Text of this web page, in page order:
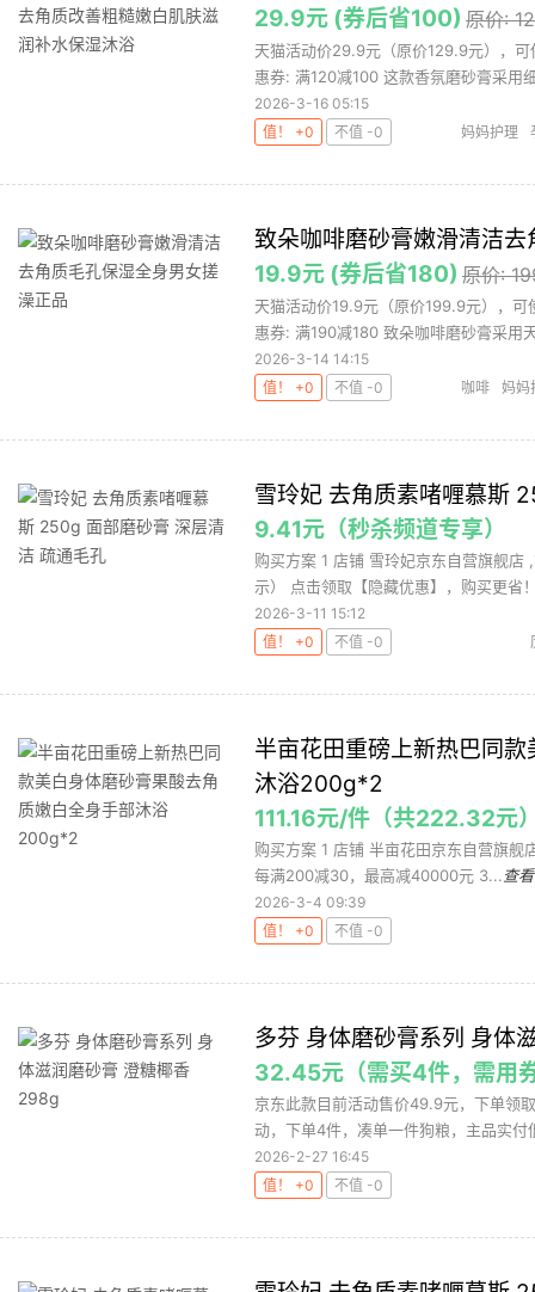
29.9元 (券后省100) 原价:
天猫活动价29.9元（原价129.9元），
惠券: 满120减100 这款香氛磨砂膏采用
2026-3-16 05:15
值！ +0
不值 -0 妈妈护理
致朵咖啡磨砂膏嫩滑清洁
19.9元 (券后省180) 原价:
天猫活动价19.9元（原价199.9元），
惠券: 满190减180 致朵咖啡磨砂膏采用
2026-3-14 14:15
值！ +0
不值 -0 咖啡 妈妈
雪玲妃 去角质素啫喱慕斯
9.41元（秒杀频道专享）
购买方案 1 店铺 雪玲妃京东自营旗舰
示） 点击领取【隐藏优惠】，购买更省
2026-3-11 15:12
值！ +0
不值 -0
半亩花田重磅上新热巴同
沐浴200g*2
111.16元/件（共222.32元
购买方案 1 店铺 半亩花田京东自营旗
每满200减30，最高减40000元 3... 查
2026-3-4 09:39
值！ +0
不值 -0
多芬 身体磨砂膏系列 身体
32.45元（需买4件，需用
京东此款目前活动售价49.9元，下单领
动，下单4件，凑单一件狗粮，主品实付
2026-2-27 16:45
值！ +0
不值 -0